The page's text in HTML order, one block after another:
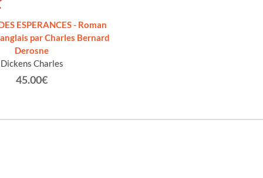
ESPERANCES - Roman
par Charles Bernard
Derosne
Dickens Charles
45.00€